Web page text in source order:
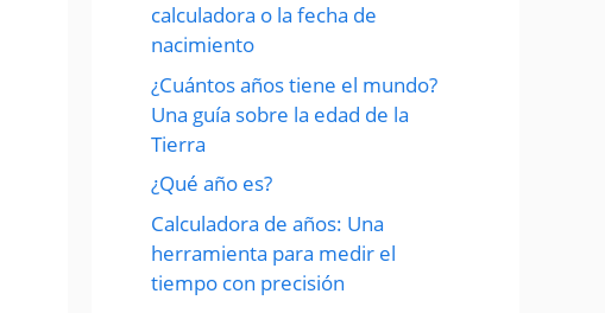
calculadora o la fecha de
nacimiento
¿Cuántos años tiene el mundo?
Una guía sobre la edad de la
Tierra
¿Qué año es?
Calculadora de años: Una
herramienta para medir el
tiempo con precisión